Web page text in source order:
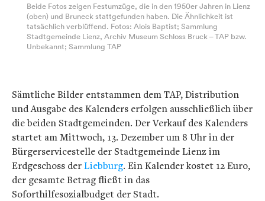
Beide Fotos zeigen Festumzüge, die in den 1950er Jahren in Lienz
(oben) und Bruneck stattgefunden haben. Die Ähnlichkeit ist
tatsächlich verblüffend. Fotos: Alois Baptist; Sammlung
Stadtgemeinde Lienz, Archiv Museum Schloss Bruck – TAP bzw.
Unbekannt; Sammlung TAP
Sämtliche Bilder entstammen dem TAP, Distribution
und Ausgabe des Kalenders erfolgen ausschließlich über
die beiden Stadtgemeinden. Der Verkauf des Kalenders
startet am Mittwoch, 13. Dezember um 8 Uhr in der
Bürgerservicestelle der Stadtgemeinde Lienz im
Erdgeschoss derLiebburg. Ein Kalender kostet 12 Euro,
der gesamte Betrag fließt in das
Soforthilfesozialbudget der Stadt.